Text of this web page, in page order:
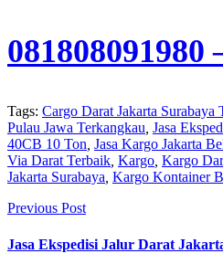
081808091980
Tags: Cargo Darat Jakarta Surabaya
Pulau Jawa Terkangkau Jasa
40CB 10 Ton Jasa Kargo Jakarta
Via Darat Terbaik Kargo Kargo
Jakarta Surabaya Kargo Kontainer
Previous Post
Jasa Ekspedisi Jalur Darat